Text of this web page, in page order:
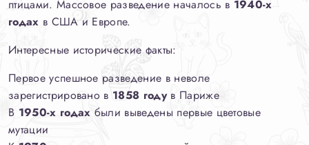
птицами. Массовое разведение началось в 1940-х
годах в США и Европе.
Интересные исторические факты:
Первое успешное разведение в неволе
зарегистрировано в 1858 годув Париже
В 1950-х годах были выведены первые цветовые
мутации